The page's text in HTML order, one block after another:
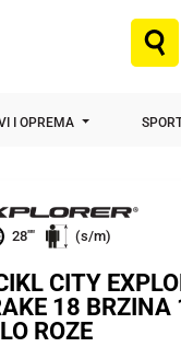
I OPREMA
28"" (s/m)
CITY
18
ROZE